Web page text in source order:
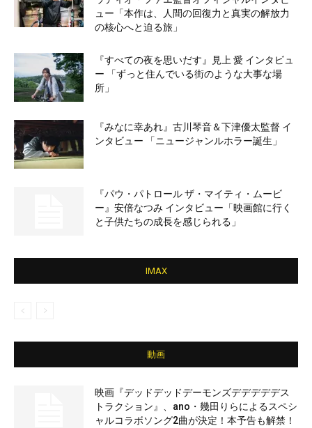
ュー「本作は、人間の回復力と真実の解放力
の核心へと迫る旅」
『すべての夜を思いだす』見上 愛 インタビュ
ー 「ずっと住んでいる街のような大事な場
所」
『みなに幸あれ』古川琴音＆下津優太監督 イ
ンタビュー 「ニュージャンルホラー誕生」
『パウ・パトロール ザ・マイティ・ムービ
ー』安倍なつみ インタビュー「映画館に行く
と子供たちの成長を感じられる」
IMAX
動画
映画『デッドデッドデーモンズデデデデデス
トラクション』、ano・幾田りらによるスペシ
ャルコラボソング2曲が決定！本予告も解禁！